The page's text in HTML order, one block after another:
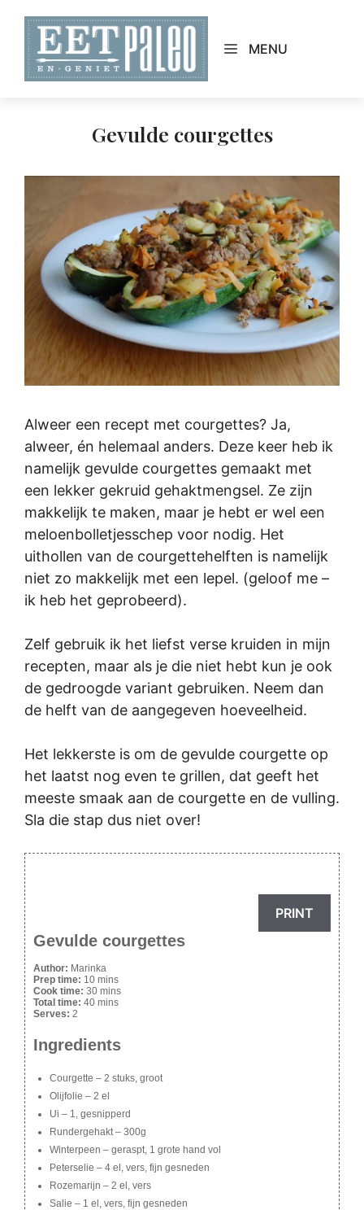
content
MENU
Gevulde courgettes
Alweer een recept met courgettes? Ja,
alweer, én helemaal anders. Deze keer heb ik
namelijk gevulde courgettes gemaakt met
een lekker gekruid gehaktmengsel. Ze zijn
makkelijk te maken, maar je hebt er wel een
meloenbolletjesschep voor nodig. Het
uithollen van de courgettehelften is namelijk
niet zo makkelijk met een lepel. (geloof me –
ik heb het geprobeerd).
Zelf gebruik ik het liefst verse kruiden in mijn
recepten, maar als je die niet hebt kun je ook
de gedroogde variant gebruiken. Neem dan
de helft van de aangegeven hoeveelheid.
Het lekkerste is om de gevulde courgette op
het laatst nog even te grillen, dat geeft het
meeste smaak aan de courgette en de vulling.
Sla die stap dus niet over!
PRINT
Gevulde courgettes
Author: Marinka
Prep time: 10 mins
Cook time: 30 mins
Total time: 40 mins
Serves: 2
Ingredients
Courgette – 2 stuks, groot
Olijfolie – 2 el
Ui – 1, gesnipperd
Rundergehakt – 300g
Winterpeen – geraspt, 1 grote hand vol
Peterselie – 4 el, vers, fijn gesneden
Rozemarijn – 2 el, vers
Salie – 1 el, vers, fijn gesneden